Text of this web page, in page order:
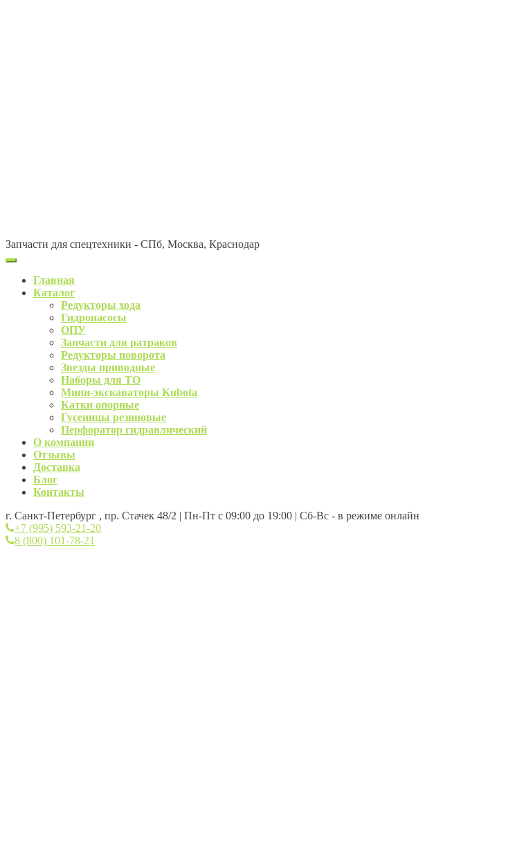
Запчасти для спецтехники - СПб, Москва, Краснодар
Главная
Каталог
Редукторы хода
Гидронасосы
ОПУ
Запчасти для ратраков
Редукторы поворота
Звезды приводные
Наборы для ТО
Мини-экскаваторы Kubota
Катки опорные
Гусеницы резиновые
Перфоратор гидравлический
О компании
Отзывы
Доставка
Блог
Контакты
г. Санкт-Петербург , пр. Стачек 48/2 | Пн-Пт с 09:00 до 19:00 | Сб-Вс - в режиме онлайн
+7 (995) 593-21-20
8 (800) 101-78-21